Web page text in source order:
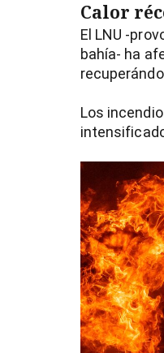
Calor
El LNU -
bahía- ha
Los